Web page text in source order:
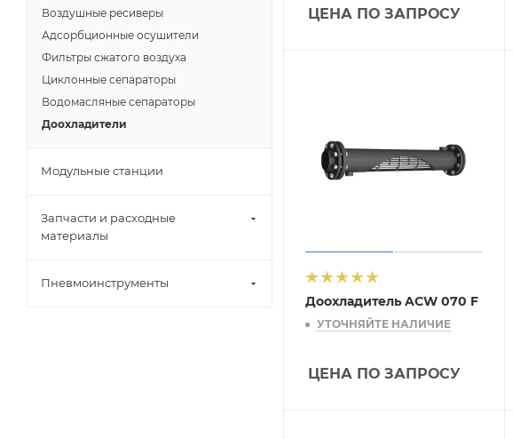
ЦЕНА ПО ЗАПРОСУ
Доохладитель ACW 070 F
УТОЧНЯЙТЕ НАЛИЧИЕ
ЦЕНА ПО ЗАПРОСУ
Воздушные ресиверы
Адсорбционные осушители
Фильтры сжатого воздуха
Циклонные сепараторы
Водомасляные сепараторы
Доохладители
Модульные станции
Запчасти и расходные
материалы
Пневмоинструменты